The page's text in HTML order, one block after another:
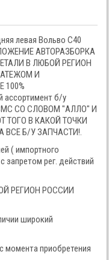
левая Вольво С40
АВТОРАЗБОРКА
В ЛЮБОЙ РЕГИОН
И
б/у
СО СЛОВОМ "АЛЛО" И
ТОГО В КАКОЙ ТОЧКИ
ВСЕ Б/У ЗАПЧАСТИ!.
( импортного
запретом рег. действий
РЕГИОН РОССИИ
широкий
момента приобретения